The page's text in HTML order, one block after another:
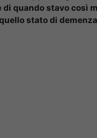
di quando stavo così
stato di